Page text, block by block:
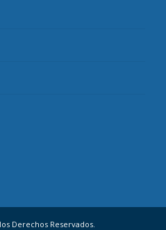
Derechos Reservados.